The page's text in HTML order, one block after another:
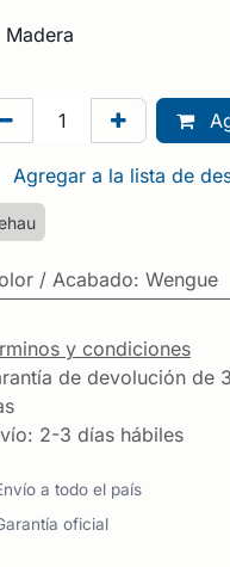
Madera
Agregar a la lista de
/ Acabado: Wengue
y condiciones
de devolución de
2-3 días hábiles
a todo el país
oficial